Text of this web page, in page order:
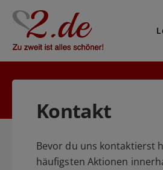
Kontakt
Bevor du uns kontaktierst
häufigsten Aktionen